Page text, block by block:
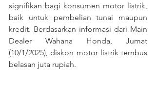
signifikan bagi konsumen motor listrik,
baik untuk pembelian tunai maupun
kredit. Berdasarkan informasi dari Main
Dealer Wahana Honda, Jumat
(10/1/2025), diskon motor listrik tembus
belasan juta rupiah.